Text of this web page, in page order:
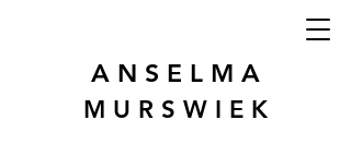
A N S E L M A
M U R S W I E K